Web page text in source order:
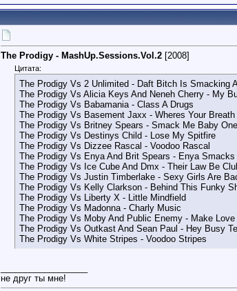
The Prodigy - MashUp.Sessions.Vol.2 [2008]
Цитата:
The Prodigy Vs 2 Unlimited - Daft Bitch Is Smacking
The Prodigy Vs Alicia Keys And Neneh Cherry - My
The Prodigy Vs Babamania - Class A Drugs
The Prodigy Vs Basement Jaxx - Wheres Your Breath
The Prodigy Vs Britney Spears - Smack Me Baby
The Prodigy Vs Destinys Child - Lose My Spitfire
The Prodigy Vs Dizzee Rascal - Voodoo Rascal
The Prodigy Vs Enya And Brit Spears - Enya
The Prodigy Vs Ice Cube And Dmx - Their Law Be
The Prodigy Vs Justin Timberlake - Sexy Girls Are
The Prodigy Vs Kelly Clarkson - Behind This Funky
The Prodigy Vs Liberty X - Little Mindfield
The Prodigy Vs Madonna - Charly Music
The Prodigy Vs Moby And Public Enemy - Make
The Prodigy Vs Outkast And Sean Paul - Hey Busy
The Prodigy Vs White Stripes - Voodoo Stripes
не друг ты мне!